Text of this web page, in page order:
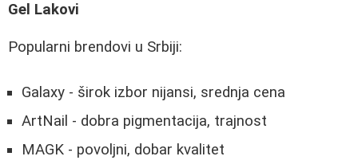
Gel Lakovi
Popularni brendovi u Srbiji:
Galaxy - širok izbor nijansi, srednja cena
ArtNail - dobra pigmentacija, trajnost
MAGK - povoljni, dobar kvalitet